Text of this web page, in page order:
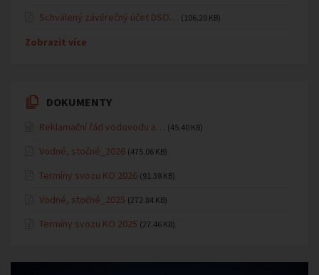
Schválený závěrečný účet DSO… (106.20 KB)
Zobrazit více
DOKUMENTY
Reklamační řád vodovodu a… (45.40 KB)
Vodné, stočné_2026 (475.06 KB)
Termíny svozu KO 2026 (91.38 KB)
Vodné, stočné_2025 (272.84 KB)
Termíny svozu KO 2025 (27.46 KB)